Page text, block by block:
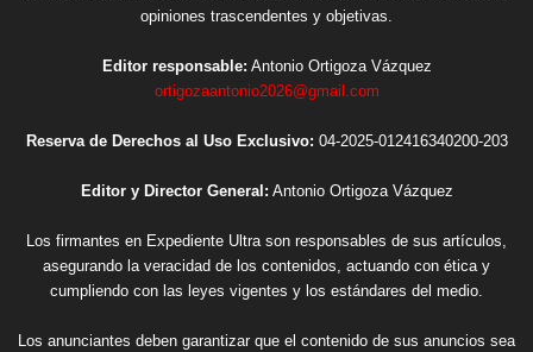
opiniones trascendentes y objetivas.
Editor responsable: Antonio Ortigoza Vázquez
ortigozaantonio2026@gmail.com
Reserva de Derechos al Uso Exclusivo: 04-2025-012416340200-203
Editor y Director General: Antonio Ortigoza Vázquez
Los firmantes en Expediente Ultra son responsables de sus artículos,
asegurando la veracidad de los contenidos, actuando con ética y
cumpliendo con las leyes vigentes y los estándares del medio.
Los anunciantes deben garantizar que el contenido de sus anuncios sea